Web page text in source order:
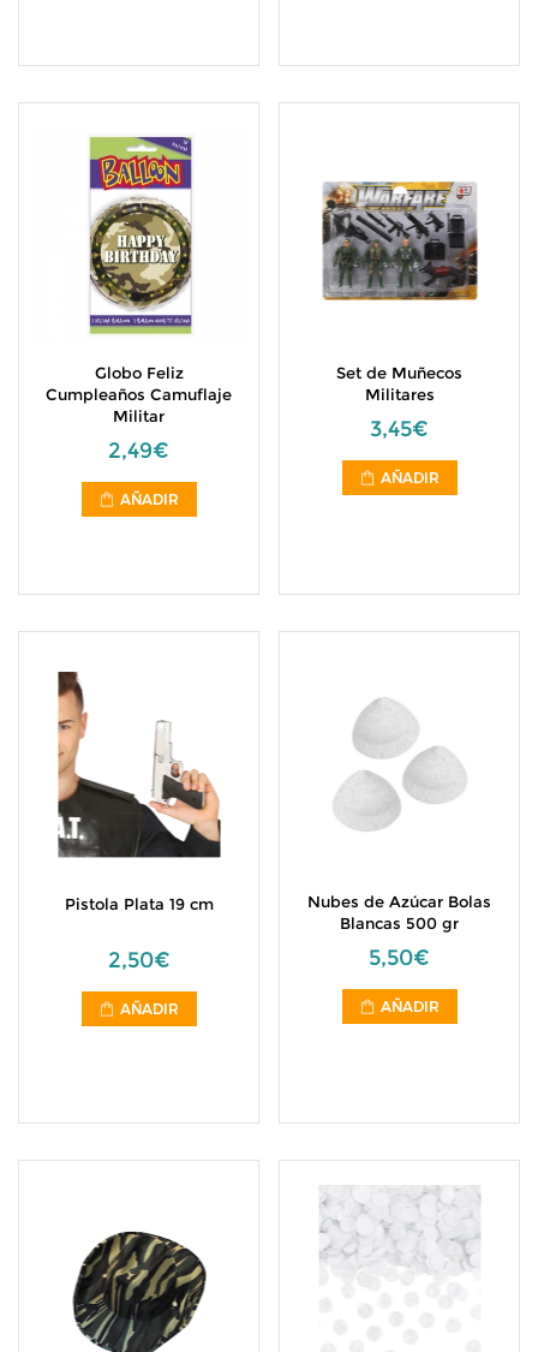
Globo Feliz
Cumpleaños Camuflaje
Militar
2,49€
AÑADIR
Set de Muñecos
Militares
3,45€
AÑADIR
Pistola Plata 19 cm
2,50€
AÑADIR
Nubes de Azúcar Bolas
Blancas 500 gr
5,50€
AÑADIR